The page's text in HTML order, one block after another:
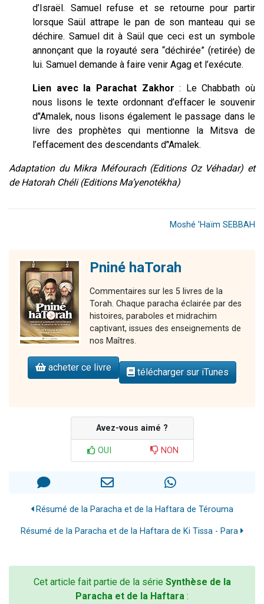
d’Israël. Samuel refuse et se retourne pour partir
lorsque Saül attrape le pan de son manteau qui se
déchire. Samuel dit à Saül que ceci est un symbole
annonçant que la royauté sera “déchirée” (retirée) de
lui. Samuel demande à faire venir Agag et l’exécute.
Lien avec la Parachat Zakhor : Le Chabbath où
nous lisons le texte ordonnant d’effacer le souvenir
d’'Amalek, nous lisons également le passage dans le
livre des prophètes qui mentionne la Mitsva de
l’effacement des descendants d’'Amalek.
Adaptation du Mikra Méfourach (Editions Oz Véhadar) et
de Hatorah Chéli (Editions Ma’yenotékha)
Moshé 'Haïm SEBBAH
Pniné haTorah
Commentaires sur les 5 livres de la
Torah. Chaque paracha éclairée par des
histoires, paraboles et midrachim
captivant, issues des enseignements de
nos Maîtres.
acheter ce livre télécharger sur iTunes
Avez-vous aimé ?
OUI NON
Résumé de la Paracha et de la Haftara de Térouma
Résumé de la Paracha et de la Haftara de Ki Tissa - Para
Cet article fait partie de la série Synthèse de la
Paracha et de la Haftara :